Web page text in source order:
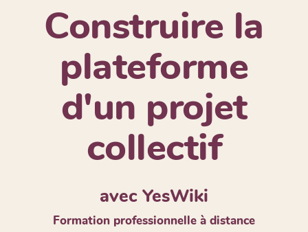
Construire la
plateforme
d'un projet
collectif
avec YesWiki
Formation professionnelle à distance